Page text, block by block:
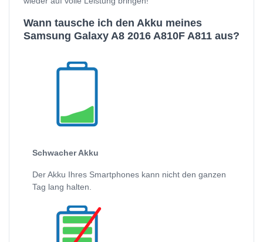
Wann tausche ich den Akku meines
Samsung Galaxy A8 2016 A810F A811 aus?
Schwacher Akku
Der Akku Ihres Smartphones kann nicht den ganzen
Tag lang halten.